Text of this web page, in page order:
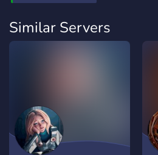
Similar Servers